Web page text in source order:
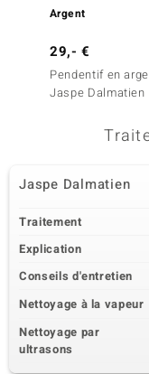
Argent
29,- €
Pendentif en
Jaspe Dalmatien
Jaspe Dalmatien
Traitement
Explication
Conseils d'entretien
Nettoyage à la vapeur
Nettoyage par
ultrasons